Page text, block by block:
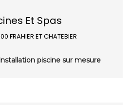
Et Spas
FRAHIER ET CHATEBIER
piscine sur mesure